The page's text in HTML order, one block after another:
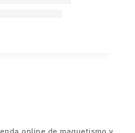
online de maquetismo y